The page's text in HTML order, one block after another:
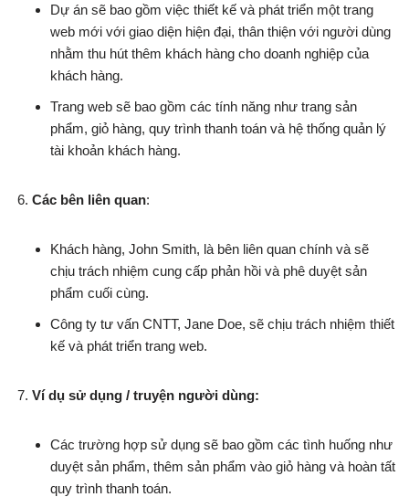
Dự án sẽ bao gồm việc thiết kế và phát triển một trang
web mới với giao diện hiện đại, thân thiện với người dùng
nhằm thu hút thêm khách hàng cho doanh nghiệp của
khách hàng.
Trang web sẽ bao gồm các tính năng như trang sản
phẩm, giỏ hàng, quy trình thanh toán và hệ thống quản lý
tài khoản khách hàng.
Các bên liên quan:
Khách hàng, John Smith, là bên liên quan chính và sẽ
chịu trách nhiệm cung cấp phản hồi và phê duyệt sản
phẩm cuối cùng.
Công ty tư vấn CNTT, Jane Doe, sẽ chịu trách nhiệm thiết
kế và phát triển trang web.
Ví dụ sử dụng / truyện người dùng:
Các trường hợp sử dụng sẽ bao gồm các tình huống như
duyệt sản phẩm, thêm sản phẩm vào giỏ hàng và hoàn tất
quy trình thanh toán.